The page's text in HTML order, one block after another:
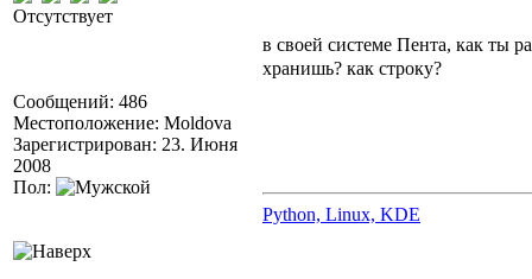
Отсутствует
Сообщений: 486
Местоположение: Moldova
Зарегистрирован: 23. Июня
2008
Пол:
в своей системе Пента, как ты
хранишь? как строку?
Python, Linux, KDE